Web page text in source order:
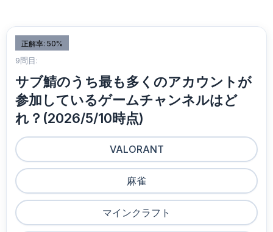
正解率: 50%
9問目:
サブ鯖のうち最も多くのアカウントが
参加しているゲームチャンネルはど
れ？(2026/5/10時点)
VALORANT
麻雀
マインクラフト